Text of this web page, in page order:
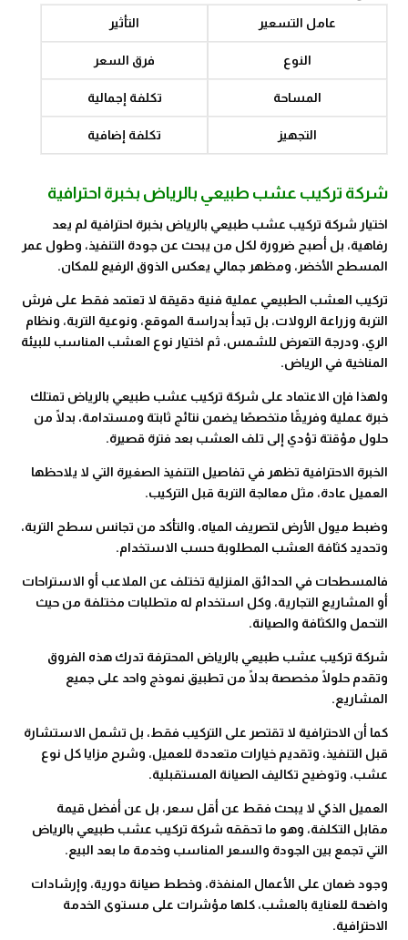
عامل التسعير التأثير
النوع فرق السعر
المساحة تكلفة إجمالية
التجهيز تكلفة إضافية
شركة تركيب عشب طبيعي بالرياض بخبرة احترافية
اختيار شركة تركيب عشب طبيعي بالرياض بخبرة احترافية لم يعد
رفاهية، بل أصبح ضرورة لكل من يبحث عن جودة التنفيذ، وطول عمر
المسطح الأخضر، ومظهر جمالي يعكس الذوق الرفيع للمكان.
تركيب العشب الطبيعي عملية فنية دقيقة لا تعتمد فقط على فرش
التربة وزراعة الرولات، بل تبدأ بدراسة الموقع، ونوعية التربة، ونظام
الري، ودرجة التعرض للشمس، ثم اختيار نوع العشب المناسب للبيئة
المناخية في الرياض.
ولهذا فإن الاعتماد على شركة تركيب عشب طبيعي بالرياض تمتلك
خبرة عملية وفريقًا متخصصًا يضمن نتائج ثابتة ومستدامة، بدلًا من
حلول مؤقتة تؤدي إلى تلف العشب بعد فترة قصيرة.
الخبرة الاحترافية تظهر في تفاصيل التنفيذ الصغيرة التي لا يلاحظها
العميل عادة، مثل معالجة التربة قبل التركيب.
وضبط ميول الأرض لتصريف المياه، والتأكد من تجانس سطح التربة،
وتحديد كثافة العشب المطلوبة حسب الاستخدام.
فالمسطحات في الحدائق المنزلية تختلف عن الملاعب أو الاستراحات
أو المشاريع التجارية، وكل استخدام له متطلبات مختلفة من حيث
التحمل والكثافة والصيانة.
شركة تركيب عشب طبيعي بالرياض المحترفة تدرك هذه الفروق
وتقدم حلولًا مخصصة بدلًا من تطبيق نموذج واحد على جميع
المشاريع.
كما أن الاحترافية لا تقتصر على التركيب فقط، بل تشمل الاستشارة
قبل التنفيذ، وتقديم خيارات متعددة للعميل، وشرح مزايا كل نوع
عشب، وتوضيح تكاليف الصيانة المستقبلية.
العميل الذكي لا يبحث فقط عن أقل سعر، بل عن أفضل قيمة
مقابل التكلفة، وهو ما تحققه شركة تركيب عشب طبيعي بالرياض
التي تجمع بين الجودة والسعر المناسب وخدمة ما بعد البيع.
وجود ضمان على الأعمال المنفذة، وخطط صيانة دورية، وإرشادات
واضحة للعناية بالعشب، كلها مؤشرات على مستوى الخدمة
الاحترافية.